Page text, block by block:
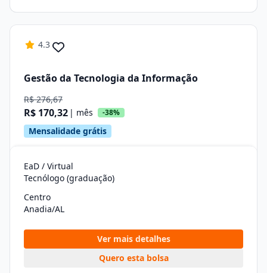
4.3
Gestão da Tecnologia da Informação
R$ 276,67
R$ 170,32 | mês -38%
Mensalidade grátis
EaD / Virtual
Tecnólogo (graduação)
Centro
Anadia/AL
Ver mais detalhes
Quero esta bolsa